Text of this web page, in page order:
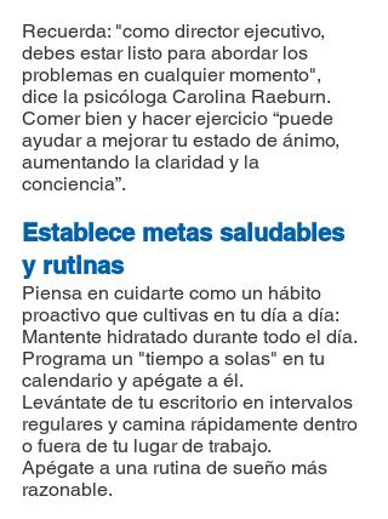
Recuerda: "como director ejecutivo,
debes estar listo para abordar los
problemas en cualquier momento",
dice la psicóloga Carolina Raeburn.
Comer bien y hacer ejercicio “puede
ayudar a mejorar tu estado de ánimo,
aumentando la claridad y la
conciencia”.
Establece metas saludables
y rutinas
Piensa en cuidarte como un hábito
proactivo que cultivas en tu día a día:
Mantente hidratado durante todo el día.
Programa un "tiempo a solas" en tu
calendario y apégate a él.
Levántate de tu escritorio en intervalos
regulares y camina rápidamente dentro
o fuera de tu lugar de trabajo.
Apégate a una rutina de sueño más
razonable.